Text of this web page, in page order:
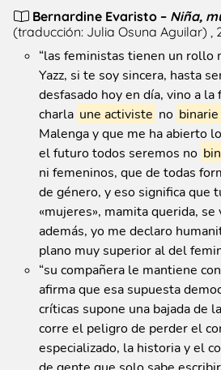
Bernardine Evaristo – Niña,
(traducción: Julia Osuna Aguilar)
“las feministas tienen un rollo
Yazz, si te soy sincera, hasta
desfasado hoy en día, vino a la
charla une activiste no binarie
Malenga y que me ha abierto
el futuro todos seremos no
ni femeninos, que de todas
de género, y eso significa que
«mujeres», mamita querida,
además, yo me declaro
plano muy superior al del
“su compañera le mantiene
afirma que esa supuesta
críticas supone una bajada de
corre el peligro de perder el
especializado, la historia y el
de gente que solo sabe